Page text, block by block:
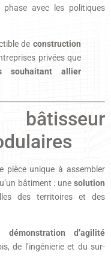
phase avec les politiques
de construction
privées que
souhaitant allier
pièce unique à assembler
bâtiment : une solution
des territoires et des
démonstration d’agilité
de l’ingénierie et du sur-